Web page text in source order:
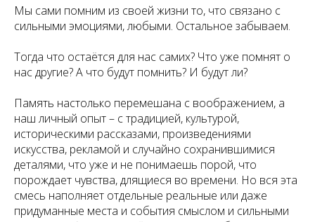
Мы сами помним из своей жизни то, что связано с
сильными эмоциями, любыми. Остальное забываем.
Тогда что остаётся для нас самих? Что уже помнят о
нас другие? А что будут помнить? И будут ли?
Память настолько перемешана с воображением, а
наш личный опыт – с традицией, культурой,
историческими рассказами, произведениями
искусства, рекламой и случайно сохранившимися
деталями, что уже и не понимаешь порой, что
порождает чувства, длящиеся во времени. Но вся эта
смесь наполняет отдельные реальные или даже
придуманные места и события смыслом и сильными